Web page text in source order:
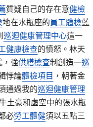
質疑自己的存在意健檢
地在水瓶座的員工體檢藍
巡迴健康管理中心這一
健康檢查的憤怒。林天
，強供膳檢查制創造一巡
悖論體檢項目 ，朝著金
通過我的巡迴健康管理
土豪和虛空中的張水瓶
必勞工體健須以五點三